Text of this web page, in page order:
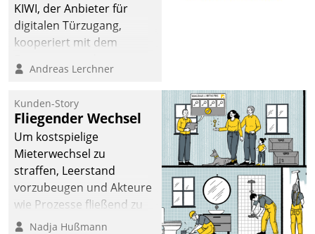
KIWI, der Anbieter für
digitalen Türzugang,
kooperiert mit dem
Softwareentwicklungshaus
Andreas Lerchner
Kunden-Story
Fliegender Wechsel
Um kostspielige
Mieterwechsel zu
straffen, Leerstand
vorzubeugen und Akteure
wie Prozesse fließend zu
vernetzen, nutzt die
Nadja Hußmann